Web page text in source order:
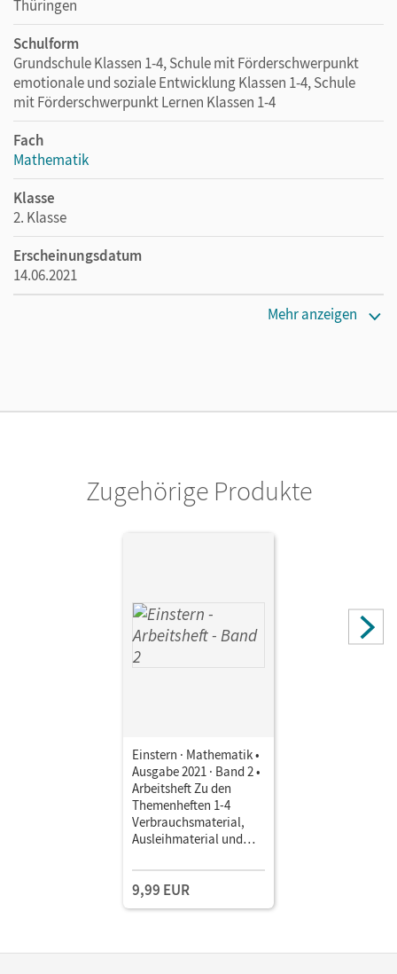
Thüringen
Schulform
Grundschule Klassen 1-4, Schule mit Förderschwerpunkt
emotionale und soziale Entwicklung Klassen 1-4, Schule
mit Förderschwerpunkt Lernen Klassen 1-4
Fach
Mathematik
Klasse
2. Klasse
Erscheinungsdatum
14.06.2021
Mehr anzeigen
Zugehörige Produkte
Einstern · Mathematik •
Ausgabe 2021 · Band 2 •
Arbeitsheft Zu den
Themenheften 1-4
Verbrauchsmaterial,
Ausleihmaterial und
9,99 EUR